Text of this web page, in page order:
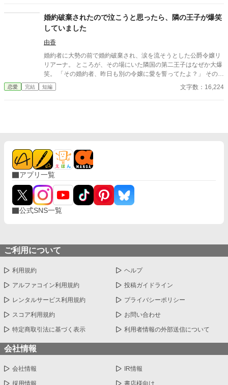
なろう様でも投稿しています。
婚約破棄されたので泣こうと思ったら、隣の王子が爆笑
していました
由香
婚約者に大勢の前で婚約破棄され、涙を流そうとした公爵令嬢リ
リアーナ。 ところが、その場にいた隣国の第二王子はなぜか大爆
笑。 「その婚約者、昨日も別の令嬢に愛を誓ってたよ？」 その一
言から、元婚約者の嘘は次々と暴かれ、自滅の連続！ 泣くはずだ
った婚約破棄は、笑いと溺愛にあふれた人生逆転劇の幕開けだっ
恋愛 完結 短編 文字数：16,224
アプリ一覧
公式SNS一覧
ご利用について
利用規約 ヘルプ
アルファコイン利用規約 投稿ガイドライン
レンタルサービス利用規約 プライバシーポリシー
スコア利用規約 お問い合わせ
特定商取引法に基づく表示 利用者情報の外部送信について
会社情報
会社情報 IR情報
採用情報 書店様向け